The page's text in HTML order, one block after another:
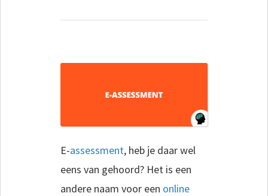
E-assessment, heb je daar wel
eens van gehoord? Het is een
andere naam voor een online